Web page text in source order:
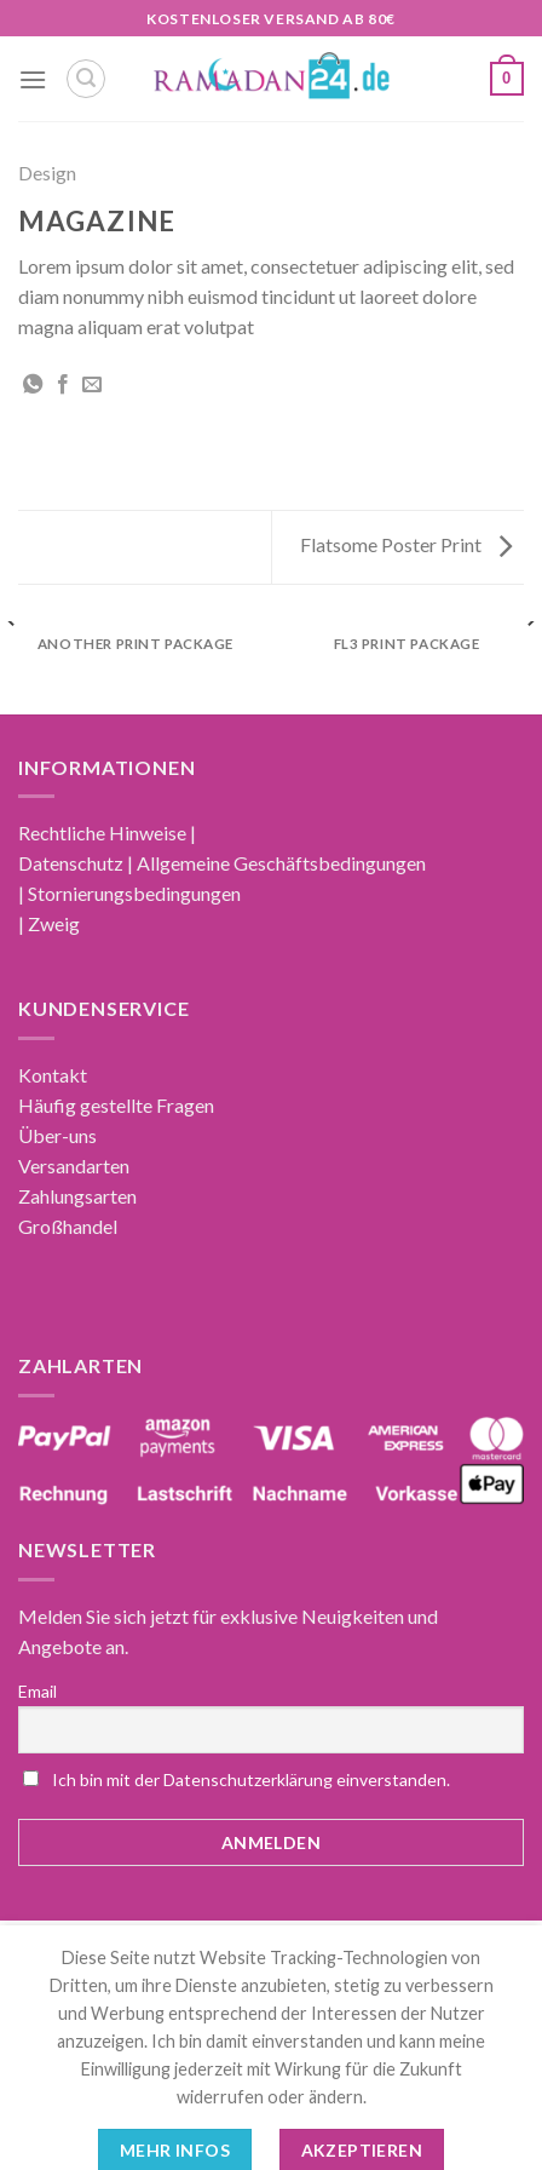
Inhalt
springen
KOSTENLOSER VERSAND AB 80€
0
Design
MAGAZINE
Lorem ipsum dolor sit amet, consectetuer adipiscing elit, sed
diam nonummy nibh euismod tincidunt ut laoreet dolore
magna aliquam erat volutpat
Flatsome Poster Print
ANOTHER PRINT PACKAGE FL3 PRINT PACKAGE
INFORMATIONEN
Rechtliche Hinweise |
Datenschutz | Allgemeine Geschäftsbedingungen
| Stornierungsbedingungen
| Zweig
KUNDENSERVICE
Kontakt
Häufig gestellte Fragen
Über-uns
Versandarten
Zahlungsarten
Großhandel
ZAHLARTEN
NEWSLETTER
Melden Sie sich jetzt für exklusive Neuigkeiten und
Angebote an.
Email
Ich bin mit der Datenschutzerklärung einverstanden.
Alle Preise inkl. der gesetzlichen MwSt.
Die durchgestrichenen Preise entsprechen dem bisherigen Preis in
diesem Online-Shop.
Diese Seite nutzt Website Tracking-Technologien von
Dritten, um ihre Dienste anzubieten, stetig zu verbessern
und Werbung entsprechend der Interessen der Nutzer
anzuzeigen. Ich bin damit einverstanden und kann meine
Einwilligung jederzeit mit Wirkung für die Zukunft
widerrufen oder ändern.
MEHR INFOS AKZEPTIEREN
Deutsch